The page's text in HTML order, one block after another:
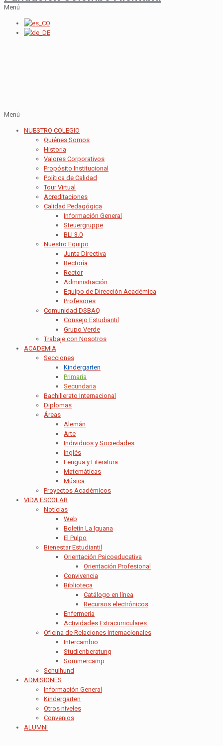
Menú
Menú
NUESTRO COLEGIO
Quiénes Somos
Historia
Valores Corporativos
Propósito Institucional
Política de Calidad
Tour Virtual
Acreditaciones
Calidad Pedagógica
Información General
Steuergruppe
BLI 3.0
Nuestro Equipo
Junta Directiva
Rectoría
Rector
Administración
Equipo de Dirección Académica
Profesores
Comunidad DSBAQ
Consejo Estudiantil
Grupo Verde
Trabaje con Nosotros
ACADEMIA
Secciones
Kindergarten
Primaria
Secundaria
Bachillerato Internacional
Diplomas
Áreas
Alemán
Arte
Individuos y Sociedades
Inglés
Lengua y Literatura
Matemáticas
Música
Proyectos Académicos
VIDA ESCOLAR
Noticias
Web
Boletín La Iguana
El Pulpo
Bienestar Estudiantil
Orientación Psicoeducativa
Orientación Profesional
Convivencia
Biblioteca
Catálogo en línea
Recursos electrónicos
Enfermería
Actividades Extracurriculares
Oficina de Relaciones Internacionales
Intercambio
Studienberatung
Sommercamp
Schulhund
ADMISIONES
Información General
Kindergarten
Otros niveles
Convenios
ALUMNI